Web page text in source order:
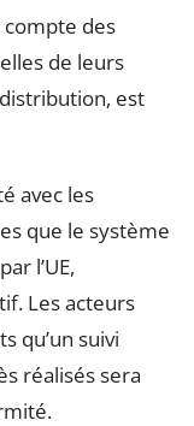
compte des
de leurs
est
avec les
que le système
l’UE,
Les acteurs
qu’un suivi
réalisés sera